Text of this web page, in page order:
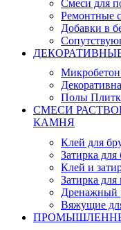
Смеси для
Ремонтные
Добавки в
Полы
СМЕСИ
КАМНЯ
Клей для
Затирка для
Клей и
Затирка
Дренажный
Вяжущие